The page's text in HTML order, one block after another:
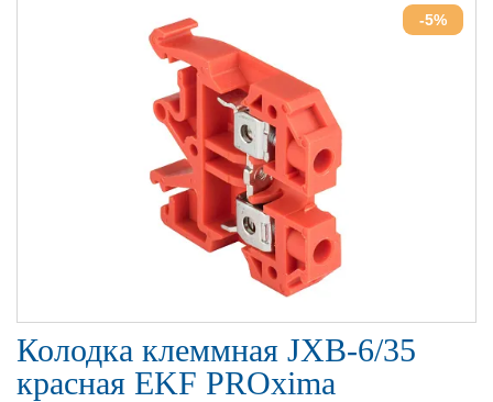
-5%
Колодка клеммная JXB-6/35
красная EKF PROxima